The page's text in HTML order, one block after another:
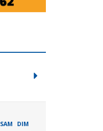
SAM DIM